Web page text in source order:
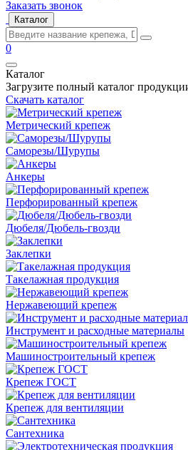
Заказать звонок
Каталог
0
Каталог
Загрузите полный каталог
Скачать каталог
Метрический крепеж
Саморезы/Шурупы
Анкеры
Перфорированный крепеж
Дюбеля/Дюбель-гвозди
Заклепки
Такелажная продукция
Нержавеющий крепеж
Инструмент и расходные материалы
Машиностроительный крепеж
Крепеж ГОСТ
Крепеж для вентиляции
Сантехника